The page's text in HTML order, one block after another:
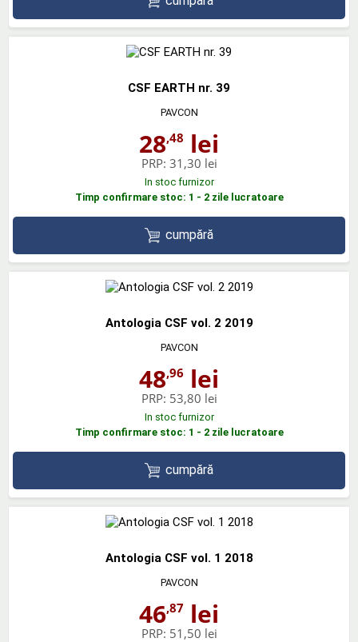
CSF EARTH nr. 39
PAVCON
28,48 lei
PRP: 31,30 lei
In stoc furnizor
Timp confirmare stoc: 1 - 2 zile lucratoare
cumpără
Antologia CSF vol. 2 2019
PAVCON
48,96 lei
PRP: 53,80 lei
In stoc furnizor
Timp confirmare stoc: 1 - 2 zile lucratoare
cumpără
Antologia CSF vol. 1 2018
PAVCON
46,87 lei
PRP: 51,50 lei